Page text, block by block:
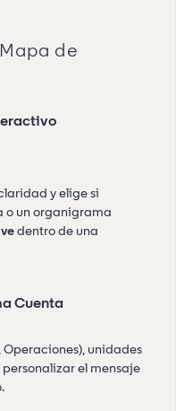
de
y elige si
o un organigrama
dentro de una
Cuenta
Operaciones), unidades
el mensaje